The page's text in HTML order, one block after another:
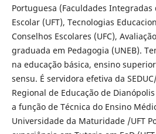
Portuguesa (Faculdades Integradas
Escolar (UFT), Tecnologias
Conselhos Escolares (UFC),
graduada em Pedagogia (UNEB).
na educação básica, ensino
sensu. É servidora efetiva da
Regional de Educação de
a função de Técnica do Ensino
Universidade da Maturidade /UFT